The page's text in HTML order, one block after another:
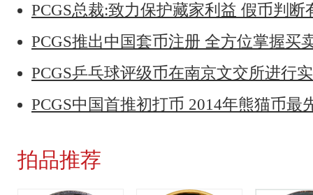
PCGS总裁:致力保护藏家利益 假币判
PCGS推出中国套币注册 全方位掌握买
PCGS乒乓球评级币在南京文交所进行
PCGS中国首推初打币 2014年熊猫币最
拍品推荐